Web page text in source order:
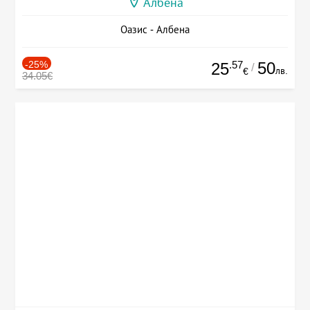
Албена
Оазис - Албена
-25%
34.05€ 25.57
€ / 50лв.